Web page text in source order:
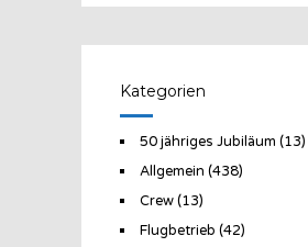
Kategorien
50 jähriges Jubiläum (13)
Allgemein (438)
Crew(13)
Flugbetrieb (42)